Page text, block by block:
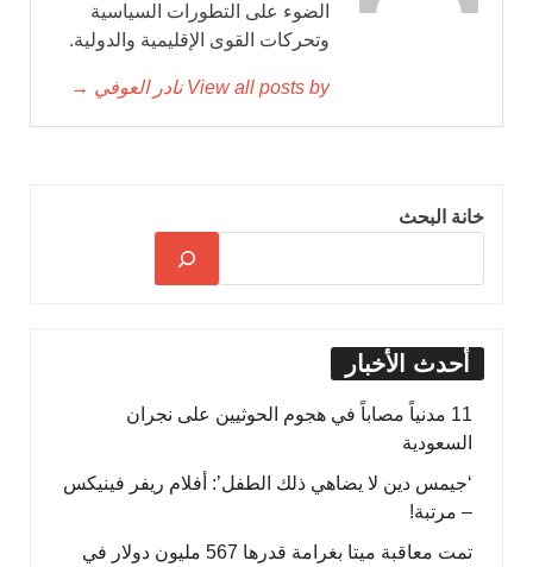
الضوء على التطورات السياسية
وتحركات القوى الإقليمية والدولية.
View all posts by نادر العوفي →
خانة البحث
أحدث الأخبار
11 مدنياً مصاباً في هجوم الحوثيين على نجران
السعودية
‘جيمس دين لا يضاهي ذلك الطفل’: أفلام ريفر فينيكس
– مرتبة!
تمت معاقبة ميتا بغرامة قدرها 567 مليون دولار في